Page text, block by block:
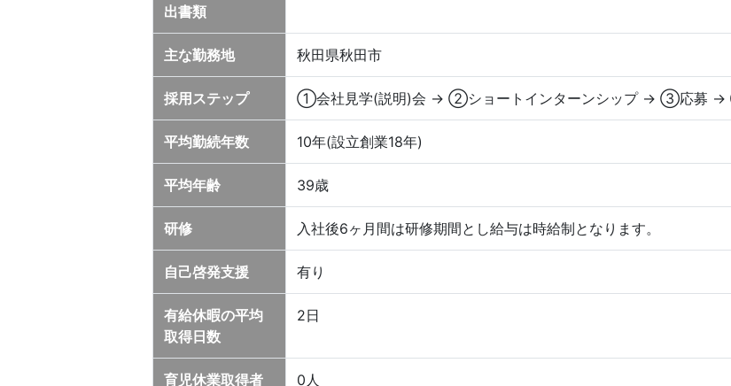
出書類
主な勤務地 秋田県秋田市
採用ステップ ①会社見学(説明)会 → ②ショートインターンシップ → ③応募
平均勤続年数 10年(設立創業18年)
平均年齢 39歳
研修 入社後6ヶ月間は研修期間とし給与は時給制となります。
自己啓発支援 有り
有給休暇の平均
取得日数
2日
育児休業取得者 0人